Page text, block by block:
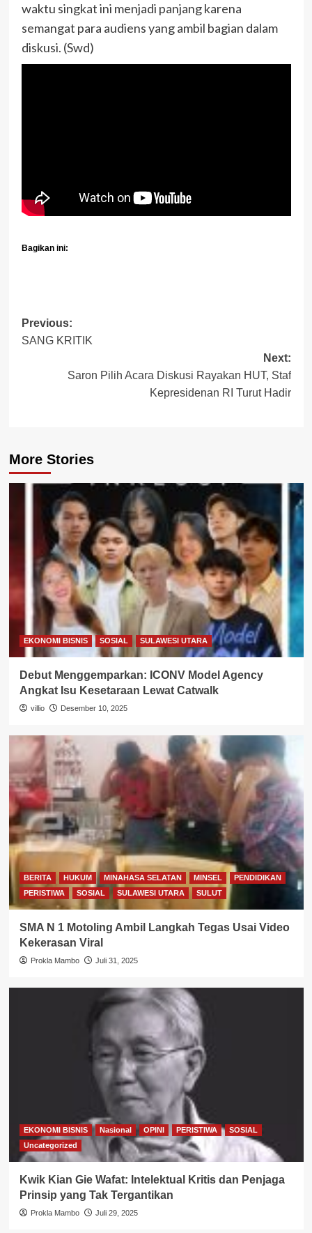
waktu singkat ini menjadi panjang karena
semangat para audiens yang ambil bagian dalam
diskusi. (Swd)
Bagikan ini:
Post
navigation
Previous:
SANG KRITIK
Next:
Saron Pilih Acara Diskusi Rayakan HUT, Staf
Kepresidenan RI Turut Hadir
More Stories
EKONOMI BISNIS SOSIAL SULAWESI UTARA
Debut Menggemparkan: ICONV Model Agency
Angkat Isu Kesetaraan Lewat Catwalk
villio Desember 10, 2025
BERITA HUKUM MINAHASA SELATAN MINSEL
PENDIDIKAN
PERISTIWA
SOSIAL SULAWESI UTARA SULUT
SMA N 1 Motoling Ambil Langkah Tegas Usai Video
Kekerasan Viral
Prokla Mambo Juli 31, 2025
EKONOMI BISNIS Nasional OPINI PERISTIWA
SOSIAL
Uncategorized
Kwik Kian Gie Wafat: Intelektual Kritis dan Penjaga
Prinsip yang Tak Tergantikan
Prokla Mambo Juli 29, 2025